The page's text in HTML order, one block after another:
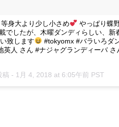
身大より少し小さめ
やっぱり蝶
でしたが、木曜ダンディらしい、新
致します
#tokyomx #バラいろダ
人 さん #ナジャグランディーバ さ
稿 - 1月 4, 2018 at 6:05午前 PST